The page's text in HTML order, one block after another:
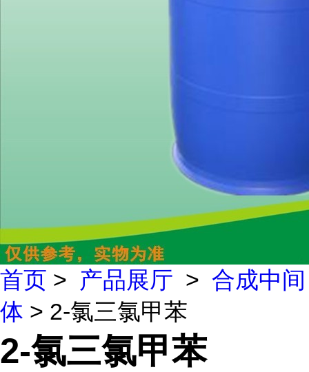
首页 > 产品展厅 > 合成中间
体 > 2-氯三氯甲苯
2-氯三氯甲苯